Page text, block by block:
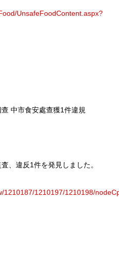
UnsafeFoodContent.aspx?
中市食安處查獲1件違規
、違反1件を発見しました。
1210187/1210197/1210198/